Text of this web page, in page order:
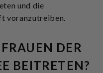
und die
voranzutreiben.
DER
BEITRETEN?